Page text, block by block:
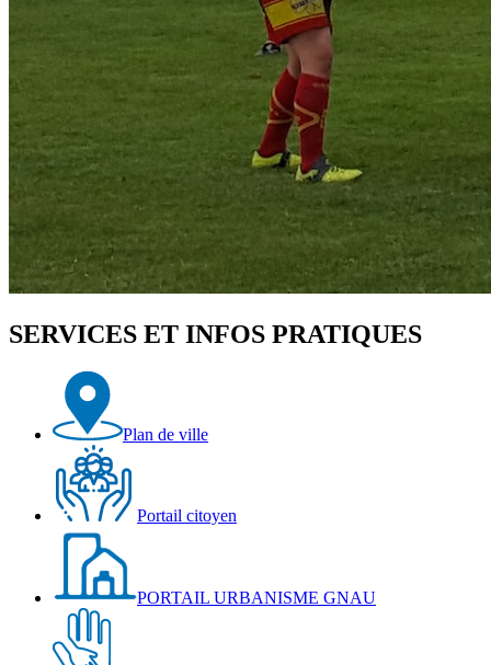
SERVICES ET INFOS PRATIQUES
Plan de ville
Portail citoyen
PORTAIL URBANISME GNAU